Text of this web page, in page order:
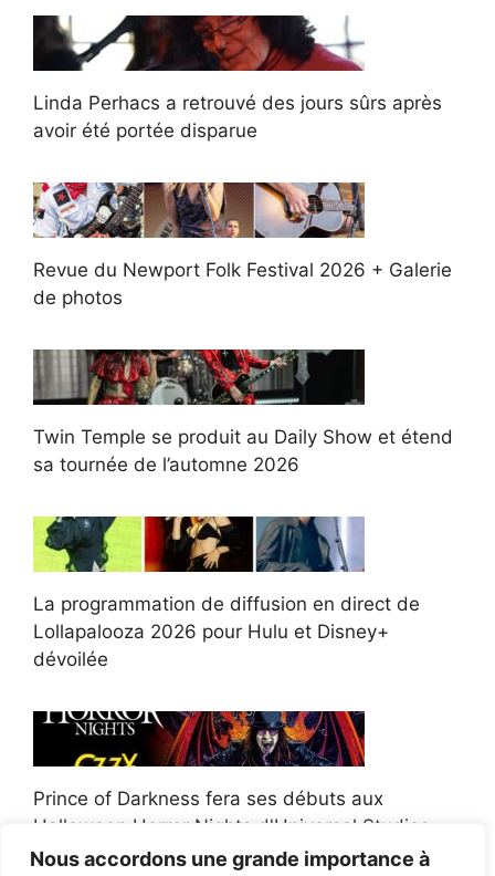
Nous accordons une grande importance à
Linda Perhacs a retrouvé des jours sûrs après
avoir été portée disparue
Revue du Newport Folk Festival 2026 + Galerie
de photos
Twin Temple se produit au Daily Show et étend
sa tournée de l’automne 2026
La programmation de diffusion en direct de
Lollapalooza 2026 pour Hulu et Disney+
dévoilée
Prince of Darkness fera ses débuts aux
Halloween Horror Nights d'Universal Studios